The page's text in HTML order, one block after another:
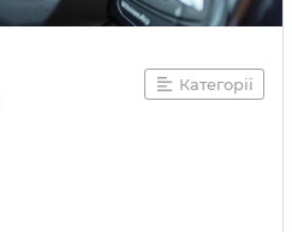
Категорії